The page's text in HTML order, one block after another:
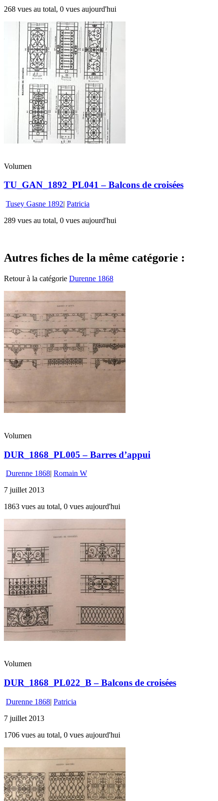
268 vues au total, 0 vues aujourd'hui
Volumen
TU_GAN_1892_PL041 – Balcons de croisées
Tusey Gasne 1892| Patricia
289 vues au total, 0 vues aujourd'hui
Autres fiches de la même catégorie :
Retour à la catégorie Durenne 1868
Volumen
DUR_1868_PL005 – Barres d’appui
Durenne 1868| Romain W
7 juillet 2013
1863 vues au total, 0 vues aujourd'hui
Volumen
DUR_1868_PL022_B – Balcons de croisées
Durenne 1868| Patricia
7 juillet 2013
1706 vues au total, 0 vues aujourd'hui